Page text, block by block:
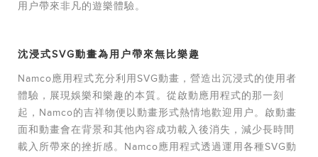
用户帶來非凡的遊樂體驗。
沈浸式SVG動畫為用户帶來無比樂趣
Namco應用程式充分利用SVG動畫，營造出沉浸式的使用者
體驗，展現娛樂和樂趣的本質。從啟動應用程式的那一刻
起，Namco的吉祥物便以動畫形式熱情地歡迎用户。啟動畫
面和動畫會在背景和其他內容成功載入後消失，減少長時間
載入所帶來的挫折感。Namco應用程式透過運用各種SVG動